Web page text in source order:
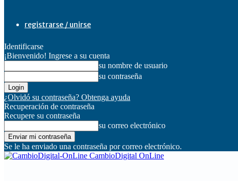
registrarse / unirse
Identificarse
¡Bienvenido! Ingrese a su cuenta
su nombre de usuario
su contraseña
¿Olvidó su contraseña? Obtenga ayuda
Recuperación de contraseña
Recupere su contraseña
su correo electrónico
Se le ha enviado una contraseña por correo electrónico.
CambioDigital OnLine